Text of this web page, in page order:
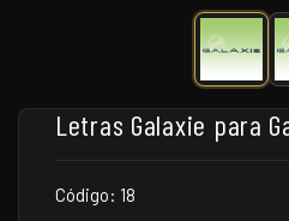
Letras Galaxie para
Código: 18